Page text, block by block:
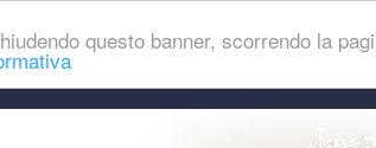
questo banner, scorrendo la